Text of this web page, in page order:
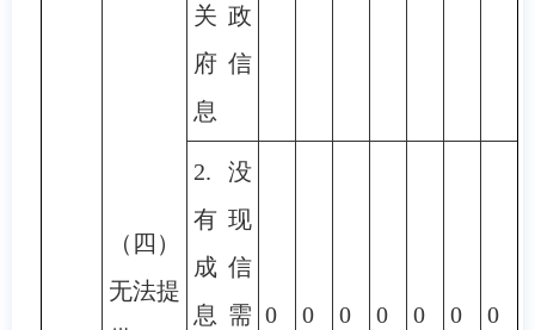
（四）
无法提
关政
府信
息
2.没
有现
成信
息需 0 0 0 0 0 0 0